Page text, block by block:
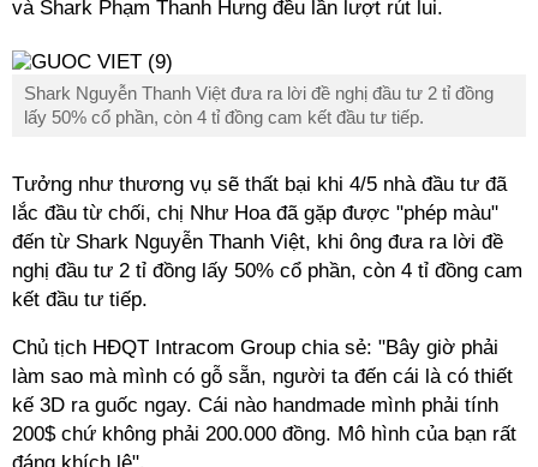
và Shark Phạm Thanh Hưng đều lần lượt rút lui.
Shark Nguyễn Thanh Việt đưa ra lời đề nghị đầu tư 2 tỉ đồng
lấy 50% cổ phần, còn 4 tỉ đồng cam kết đầu tư tiếp.
Tưởng như thương vụ sẽ thất bại khi 4/5 nhà đầu tư đã
lắc đầu từ chối, chị Như Hoa đã gặp được "phép màu"
đến từ Shark Nguyễn Thanh Việt, khi ông đưa ra lời đề
nghị đầu tư 2 tỉ đồng lấy 50% cổ phần, còn 4 tỉ đồng cam
kết đầu tư tiếp.
Chủ tịch HĐQT Intracom Group chia sẻ: "Bây giờ phải
làm sao mà mình có gỗ sẵn, người ta đến cái là có thiết
kế 3D ra guốc ngay. Cái nào handmade mình phải tính
200$ chứ không phải 200.000 đồng. Mô hình của bạn rất